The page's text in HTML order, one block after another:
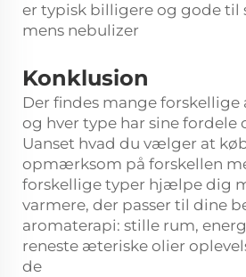
er typisk billigere og gode til
mens nebulizer
Konklusion
Der findes mange forskellige
og hver type har sine fordele
Uanset hvad du vælger at
opmærksom på forskellen
forskellige typer hjælpe dig
varmere, der passer til dine
aromaterapi: stille rum,
reneste æteriske olier
de